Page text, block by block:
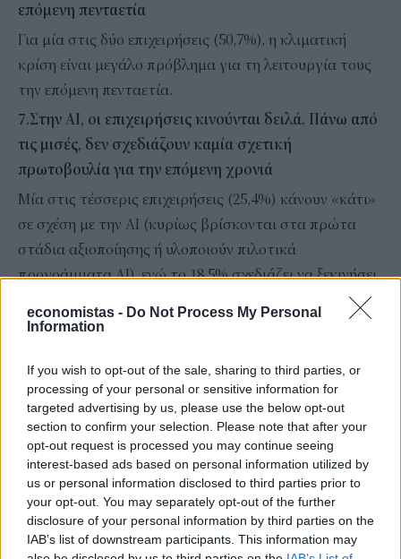
economistas - Do Not Process My Personal
Information
If you wish to opt-out of the sale, sharing to third parties, or
processing of your personal or sensitive information for
targeted advertising by us, please use the below opt-out
section to confirm your selection. Please note that after your
opt-out request is processed you may continue seeing
interest-based ads based on personal information utilized by
us or personal information disclosed to third parties prior to
your opt-out. You may separately opt-out of the further
disclosure of your personal information by third parties on the
IAB’s list of downstream participants. This information may
επόμενη πενταετία
Για μία στις δύο επιχειρήσεις (50,7%), η κλιματική
κρίση είναι μεγάλο πρόβλημα για τη λειτουργία τους
την επόμενη πενταετία.
7. Στην ΑΙ, οι επιχειρήσεις κινούνται δειλά. Πάνω από
τις μισές, δεν σχεδιάζουν καμία σχετική
πρωτοβουλία για την επόμενη χρονιά
Μία στις τέσσερις επιχειρήσεις (25,4%) κάνουν «κάτι»
σε σχέση με την ΑΙ (κυρίως βρίσκονται στα πρώτα
στάδια αξιοποίησης ή υλοποιούν πιλοτικά
προγράμματα ΑΙ), ενώ το 18,5% σχεδιάζει να ξεκινήσει
55,1% των επιχειρήσεων δεν έχουν σχέδια για καμία
μήνες.
Ακολουθήστε το στο Google Newsκαι
μάθετε πρώτοι όλες τις ειδήσεις
Δείτε όλες τις τελευταίεςΕιδήσειςαπό την Ελλάδα και
τον Κόσμο, στο